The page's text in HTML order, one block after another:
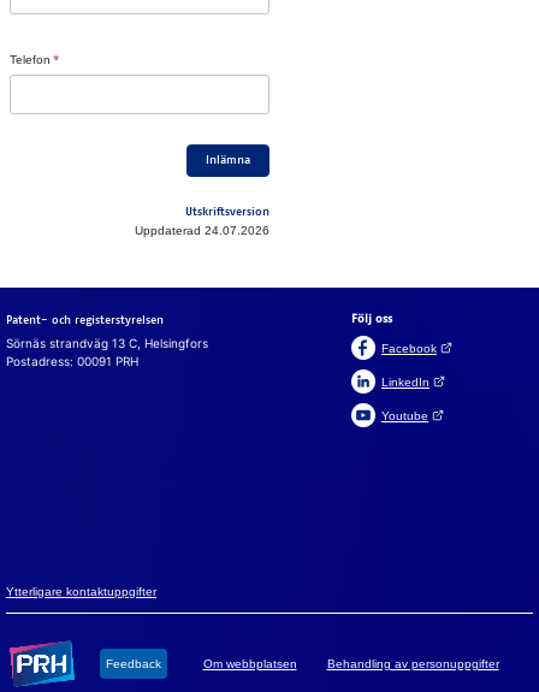
Godkänn nödvändiga
Telefon
Inlämna
Utskriftsversion
Uppdaterad 24.07.2026
Patent- och registerstyrelsen
Sörnäs strandväg 13 C, Helsingfors
Postadress: 00091 PRH
Yt­ter­li­ga­re kon­takt­upp­gif­ter
Följ oss
Facebook(Öppnas i en ny
LinkedIn (Öppnas i en ny flik)
Youtube (Öppnas i en ny flik)
Feed­back Om webb­plat­sen Be­hand­ling av per­son­upp­gif­ter